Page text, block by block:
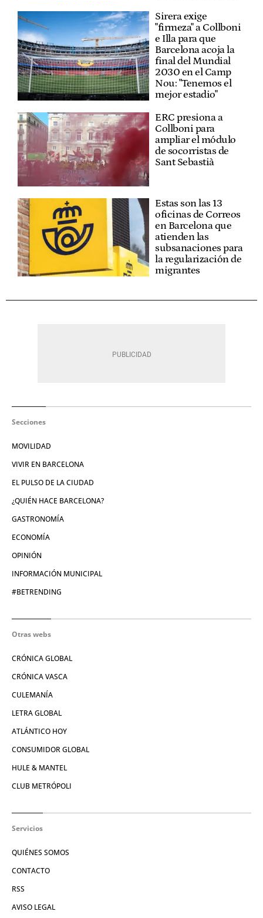
Sirera exige
"firmeza" a Collboni
e Illa para que
Barcelona acoja la
final del Mundial
2030 en el Camp
Nou: "Tenemos el
mejor estadio"
ERC presiona a
Collboni para
ampliar el módulo
de socorristas de
Sant Sebastià
Estas son las 13
oficinas de Correos
en Barcelona que
atienden las
subsanaciones para
la regularización de
migrantes
Secciones
MOVILIDAD
VIVIR EN BARCELONA
EL PULSO DE LA CIUDAD
¿QUIÉN HACE BARCELONA?
GASTRONOMÍA
ECONOMÍA
OPINIÓN
INFORMACIÓN MUNICIPAL
#BETRENDING
Otras webs
CRÓNICA GLOBAL
CRÓNICA VASCA
CULEMANÍA
LETRA GLOBAL
ATLÁNTICO HOY
CONSUMIDOR GLOBAL
HULE & MANTEL
CLUB METRÓPOLI
Servicios
QUIÉNES SOMOS
CONTACTO
RSS
AVISO LEGAL